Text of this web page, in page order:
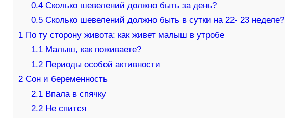
0.4 Сколько шевелений должно быть за день?
0.5 Сколько шевелений должно быть в сутки на 22- 23 неделе?
1По ту сторону живота: как живет малыш в утробе
1.1 Малыш, как поживаете?
1.2 Периоды особой активности
2Сон и беременность
2.1 Впала в спячку
2.2 Не спится